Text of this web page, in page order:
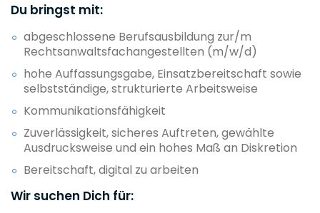
Du bringst mit:
abgeschlossene Berufsausbildung zur/m
Rechtsanwaltsfachangestellten (m/w/d)
hohe Auffassungsgabe, Einsatzbereitschaft sowie
selbstständige, strukturierte Arbeitsweise
Kommunikationsfähigkeit
Zuverlässigkeit, sicheres Auftreten, gewählte
Ausdrucksweise und ein hohes Maß an Diskretion
Bereitschaft, digital zu arbeiten
Wir suchen Dich für: